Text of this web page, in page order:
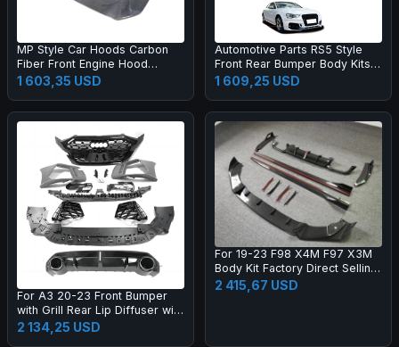
MP Style Car Hoods Carbon
Fiber Front Engine Hood
Bonnet for M2C F87 F22
1 603,35 USD
Automotive Parts RS5 Style
Front Rear Bumper Body Kits
for A5 S5 B8.5 2013-2016
Upgrade 2017-2019 Body Kit
1 609,25 USD
For A3 20-23 Front Bumper
with Grill Rear Lip Diffuser with
Muffler Tip Full RS3 Style
Body Kit
2 134,25 USD
For 19-23 F98 X4M F97 X3M
Body Kit Factory Direct Selling
Carbon Fiber AE Style Front
Bumper Edge Rear Diffuser
2 415,67 USD